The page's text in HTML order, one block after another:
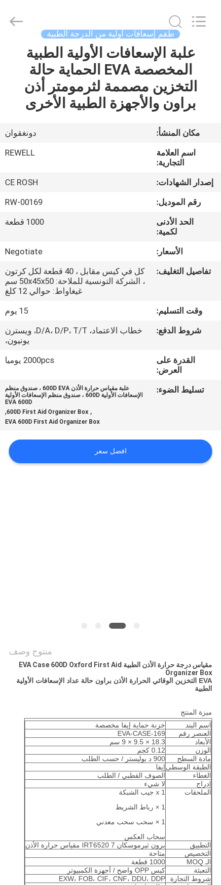
الصفحة
الرئيسية
منتجات
معلومات
جولة
المعمل
مراقبة
الجودة
الموقع
POLICY
طقم إسعافات أولية من الدرجة الطبية
علبة الإسعافات الأولية الطبية
المخصصة EVA الحماية حالة
التخزين مصممة لثرمومتر أذن
براون والأجهزة الطبية الأخرى
مكان المنشأ:
دونغقوان
اسم العلامة
التجارية:
REWELL
إصدار الشهادات:
CE ROSH
رقم الموديل:
RW-00169
الحد الأدنى
لكمية:
1000 قطعة
الأسعار:
Negotiate
تفاصيل التغليف:
كل في كيس مقابل ، 40 قطعة لكل كرتون
، الشركة التونسية للملاحة: 50x45x50 سم
غيغاواط: حوالي 12 كلغ
وقت التسليم:
15 يوم
شروط الدفع:
خطاب الاعتماد، D/A، D/P، T/T، ويسترن
يونيون،
القدرة على
العرض:
2000pcs يوميا
تسليط الضوء:
علبة مقياس حرارة الأذن 600D EVA ، صندوق منظم
الإسعافات الأولية 600D ، صندوق منظم الإسعافات الأولية
EVA 600D
,
600D First Aid Organizer Box
,
EVA 600D First Aid Organizer Box
افضل سعر
منتوج وصف
مقياس درجة حرارة الأذن الطبية EVA Case 600D Oxford First Aid
Organizer Box
EVA التخزين الوقائي الحرارة الأذن براون حالة عداد الإسعافات الأولية
الطبية
ميزة المنتج
اسم البند
خزنة حماية إيفا مخصصة
العنصر رقم
EVA-CASE-169
الأبعاد
18.3 × 9.5 × 9 سم
الوزن
0.12 كجم
مادة السطح
900 د بوليستر / حسب الطلب
الطبقة الوسطىإيفا
الغطاء
الصوف القطبي / الطلب
إدراج
لا شيء
الملحقات
1 x جيب الشبكة
1 × رباط الشريط
1 × سحب سحب معدني
سحاب العكس
التطبيق
برون ثيرموسكان 7 IRT6520 مقياس حرارة الأذن
التخصيص
متاحة
الـ MOQ
1000 قطعة
التعبئة
كيس OPP واضح / أجهزة الكمبيوتر
شروط التجارة
EXW، FOB، CIF، CNF، DDU، DDP